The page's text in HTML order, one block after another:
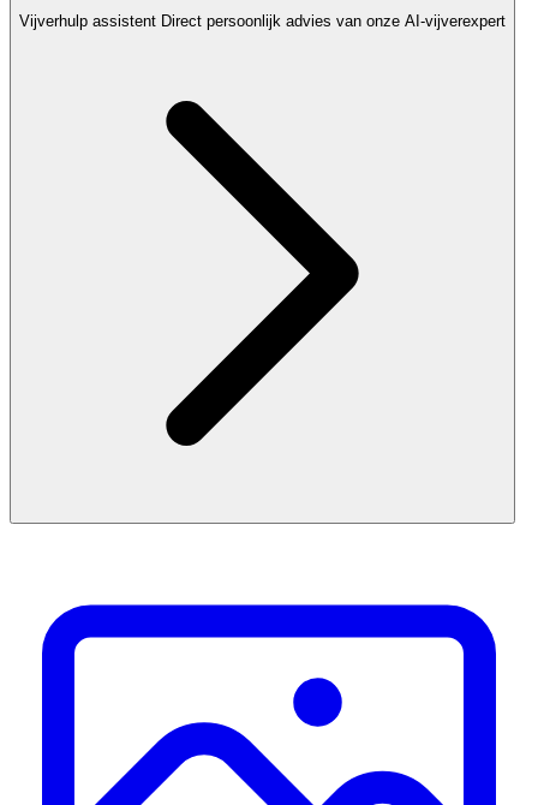
Vijverhulp assistent Direct persoonlijk advies van onze AI-vijverexpert